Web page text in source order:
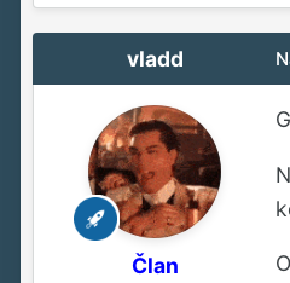
vladd
Član